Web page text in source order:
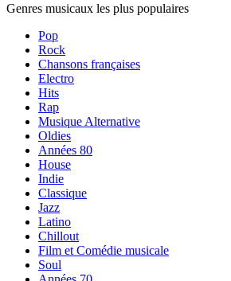
Genres musicaux les plus populaires
Pop
Rock
Chansons françaises
Electro
Hits
Rap
Musique Alternative
Oldies
Années 80
House
Indie
Classique
Jazz
Latino
Chillout
Film et Comédie musicale
Soul